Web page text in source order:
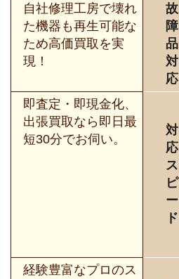
自社修理工房で壊れ
た機器も再生可能な
ため高価買取を実
現！
故
障
品
対
応
即査定・即現金化、
出張買取なら即日最
短30分でお伺い。
対
応
ス
ピ
ー
ド
経験豊富なプロのス